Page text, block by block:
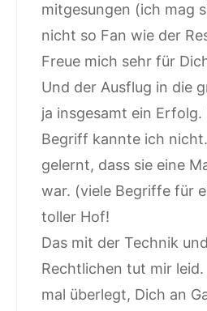
mitgesungen (ich mag
nicht so Fan wie der
Freue mich sehr für
Und der Ausflug in die
ja insgesamt ein Erfolg.
Begriff kannte ich
gelernt, dass sie eine
war. (viele Begriffe für
toller Hof!
Das mit der Technik
Rechtlichen tut mir
mal überlegt, Dich an